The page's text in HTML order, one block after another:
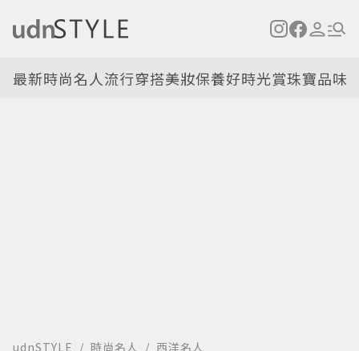
最新時尚名人流行穿搭美妝保養好時光賞珠寶品味
udnSTYLE 時尚名人 西洋名人